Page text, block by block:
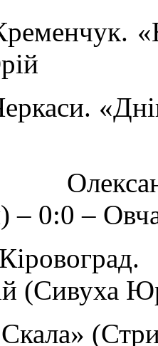
– 0:0 –
(Сивуха